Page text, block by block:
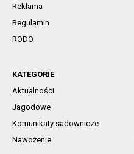
Reklama
Regulamin
RODO
KATEGORIE
Aktualności
Jagodowe
Komunikaty sadownicze
Nawożenie